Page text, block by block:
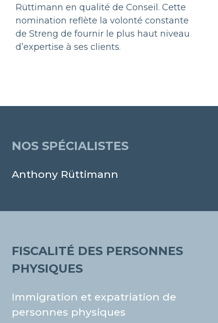
NOS SPÉCIALISTES
Anthony Rüttimann
FISCALITÉ DES PERSONNES
PHYSIQUES
Immigration et expatriation de
personnes physiques
Rüttimann en qualité de Conseil. Cette
nomination reflète la volonté constante
de Streng de fournir le plus haut niveau
d’expertise à ses clients.